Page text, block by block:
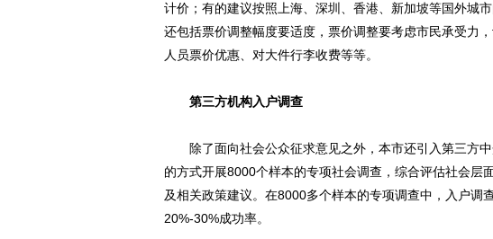
计价；有的建议按照上海、深圳、香港、新加坡等国外城
还包括票价调整幅度要适度，票价调整要考虑市民承受力
人员票价优惠、对大件行李收费等等。
第三方机构入户调查
除了面向社会公众征求意见之外，本市还引入第三方中
的方式开展8000个样本的专项社会调查，综合评估社会层
及相关政策建议。在8000多个样本的专项调查中，入户调
20%-30%成功率。